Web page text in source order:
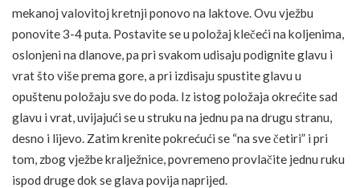
mekanoj valovitoj kretnji ponovo na laktove. Ovu vježbu
ponovite 3-4 puta. Postavite se u položaj klečeći na koljenima,
oslonjeni na dlanove, pa pri svakom udisaju podignite glavu i
vrat što više prema gore, a pri izdisaju spustite glavu u
opuštenu položaju sve do poda. Iz istog položaja okrećite sad
glavu i vrat, uvijajući se u struku na jednu pa na drugu stranu,
desno i lijevo. Zatim krenite pokrećući se “na sve četiri” i pri
tom, zbog vježbe kralježnice, povremeno provlačite jednu ruku
ispod druge dok se glava povija naprijed.